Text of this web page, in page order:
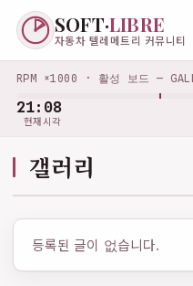
SOFT·LIBRE
자동차 텔레메트리 커뮤니티
RPM ×1000 · 활성 보드 —
21:08
현재시각
갤러리
등록된 글이 없습니다.